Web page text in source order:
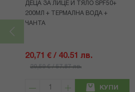
ДЕЦА ЗА ЛИЦЕ И ТЯЛО SPF50+
200МЛ + ТЕРМАЛНА ВОДА +
ЧАНТА
20,71 € / 40.51 лв.
29,59 € / 57.87 лв.
КУПИ